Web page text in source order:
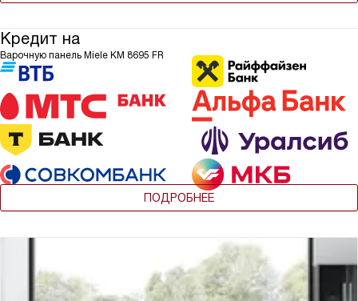
Кредит на
Варочную панель Miele KM 8695 FR
ПОДРОБНЕЕ